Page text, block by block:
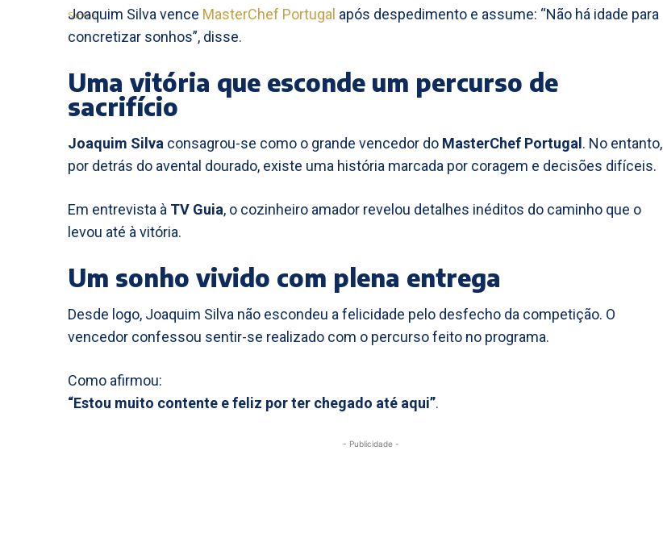
Joaquim Silva vence MasterChef Portugal após despedimento e assume: “Não há idade para
concretizar sonhos”, disse.
Uma vitória que esconde um percurso de
sacrifício
Joaquim Silva consagrou-se como o grande vencedor do MasterChef Portugal . No entanto,
por detrás do avental dourado, existe uma história marcada por coragem e decisões difíceis.
Em entrevista à TV Guia, o cozinheiro amador revelou detalhes inéditos do caminho que o
levou até à vitória.
Um sonho vivido com plena entrega
Desde logo, Joaquim Silva não escondeu a felicidade pelo desfecho da competição. O
vencedor confessou sentir-se realizado com o percurso feito no programa.
Como afirmou:
“Estou muito contente e feliz por ter chegado até aqui”.
- Publicidade -